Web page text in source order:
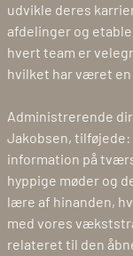
udvikle deres
afdelinger og
hvert team er
hvilket har været en
Administrerende
Jakobsen, tilføjede:
information på
hyppige møder og
lære af hinanden,
med vores
relateret til den